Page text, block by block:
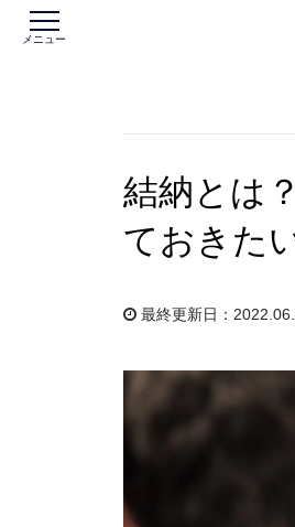
メニュー
結納とは
ておきた
最終更新日：